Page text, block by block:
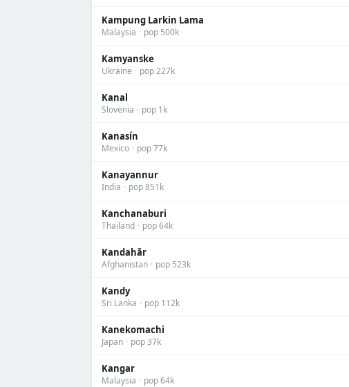
Kampung Larkin Lama
Malaysia · pop 500k
Kamyanske
Ukraine · pop 227k
Kanal
Slovenia · pop 1k
Kanasín
Mexico · pop 77k
Kanayannur
India · pop 851k
Kanchanaburi
Thailand · pop 64k
Kandahār
Afghanistan · pop 523k
Kandy
Sri Lanka · pop 112k
Kanekomachi
Japan · pop 37k
Kangar
Malaysia · pop 64k